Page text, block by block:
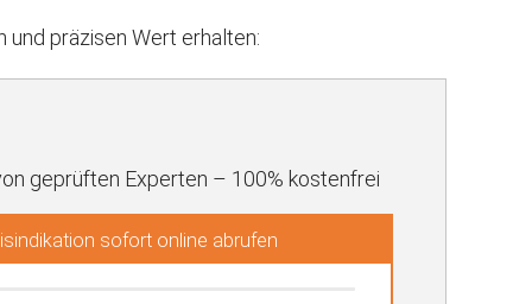
und präzisen Wert erhalten:
geprüften Experten – 100% kostenfrei
sofort online abrufen